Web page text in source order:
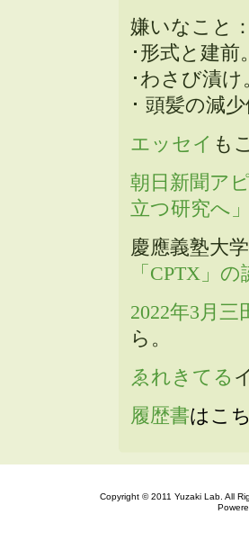
嫌いなこと
･形式と建
･わさび漬
･ 頭髪の減
エッセイ も
朝日新聞ア
立つ研究へ
慶應義塾大
「CPTX」
2022年3月
ら。
ゑれきてる
履歴書はこ
Copyright © 2011 Yuzaki Lab. All